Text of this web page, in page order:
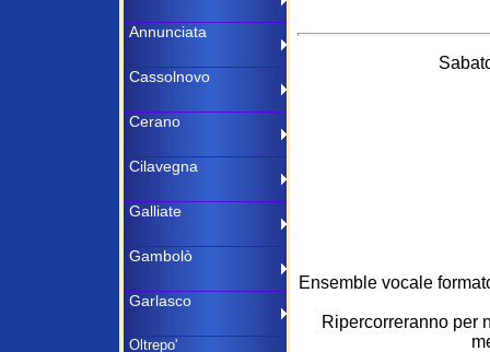
Ensemble vocale
Ripercorreranno per